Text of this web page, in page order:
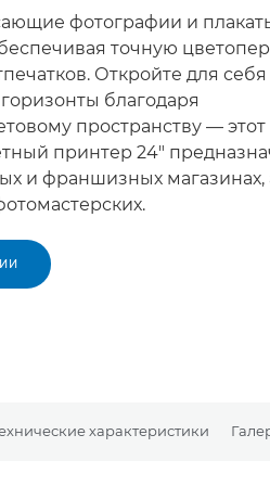
фотографии и
точную
Откройте для себя
благодаря
пространству — этот
принтер 24"
и франшизных магазинах,
характеристики